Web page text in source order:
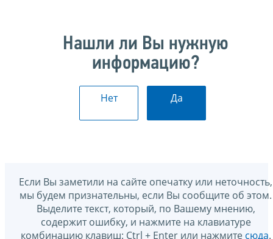
Нашли ли Вы нужную
информацию?
Нет Да
Если Вы заметили на сайте опечатку или неточность,
мы будем признательны, если Вы сообщите об этом.
Выделите текст, который, по Вашему мнению,
содержит ошибку, и нажмите на клавиатуре
комбинацию клавиш: Ctrl + Enter или нажмите сюда.